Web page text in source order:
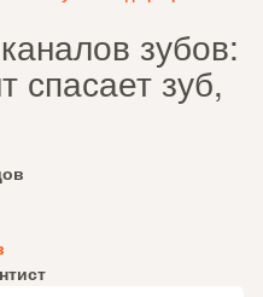
зубов:
спасает зуб,